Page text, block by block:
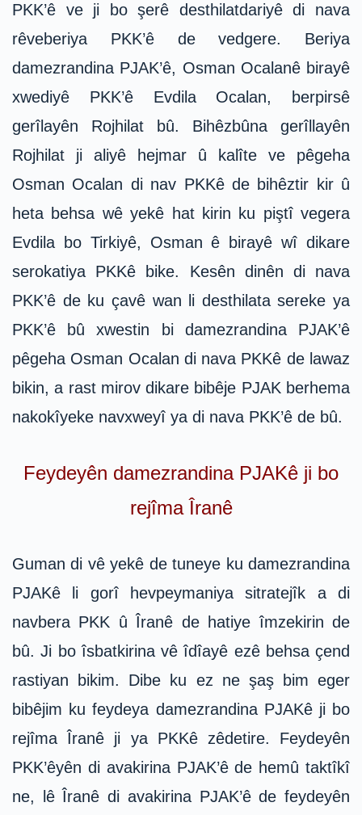
PKK’ê ve ji bo şerê desthilatdariyê di nava
rêveberiya PKK’ê de vedgere. Beriya
damezrandina PJAK’ê, Osman Ocalanê birayê
xwediyê PKK’ê Evdila Ocalan, berpirsê
gerîlayên Rojhilat bû. Bihêzbûna gerîllayên
Rojhilat ji aliyê hejmar û kalîte ve pêgeha
Osman Ocalan di nav PKKê de bihêztir kir û
heta behsa wê yekê hat kirin ku piştî vegera
Evdila bo Tirkiyê, Osman ê birayê wî dikare
serokatiya PKKê bike. Kesên dinên di nava
PKK’ê de ku çavê wan li desthilata sereke ya
PKK’ê bû xwestin bi damezrandina PJAK’ê
pêgeha Osman Ocalan di nava PKKê de lawaz
bikin, a rast mirov dikare bibêje PJAK berhema
nakokîyeke navxweyî ya di nava PKK’ê de bû.
Feydeyên damezrandina PJAKê ji bo
rejîma Îranê
Guman di vê yekê de tuneye ku damezrandina
PJAKê li gorî hevpeymaniya sitratejîk a di
navbera PKK û Îranê de hatiye îmzekirin de
bû. Ji bo îsbatkirina vê îdîayê ezê behsa çend
rastiyan bikim. Dibe ku ez ne şaş bim eger
bibêjim ku feydeya damezrandina PJAKê ji bo
rejîma Îranê ji ya PKKê zêdetire. Feydeyên
PKK’êyên di avakirina PJAK’ê de hemû taktîkî
ne, lê Îranê di avakirina PJAK’ê de feydeyên